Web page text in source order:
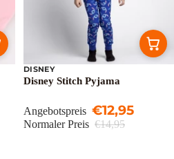
Sale
DISNEY
Disney Stitch Pyjama
Angebotspreis €12,95
Normaler Preis €14,95